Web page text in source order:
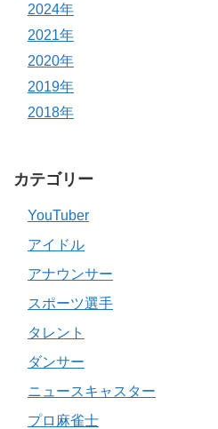
2024年
2021年
2020年
2019年
2018年
カテゴリー
YouTuber
アイドル
アナウンサー
スポーツ選手
タレント
ダンサー
ニュースキャスター
プロ麻雀士